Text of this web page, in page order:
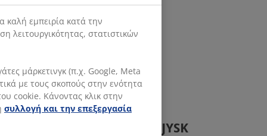
ΠΕΡΙΣΣΟΤΕΡΑ ΓΙΑ ΤΗ JYSK
καλή εμπειρία κατά την
λειτουργικότητας, στατιστικών
μάρκετινγκ (π.χ. Google, Meta
με τους σκοπούς στην ενότητα
cookie. Κάνοντας κλικ στην
συλλογή και την επεξεργασία